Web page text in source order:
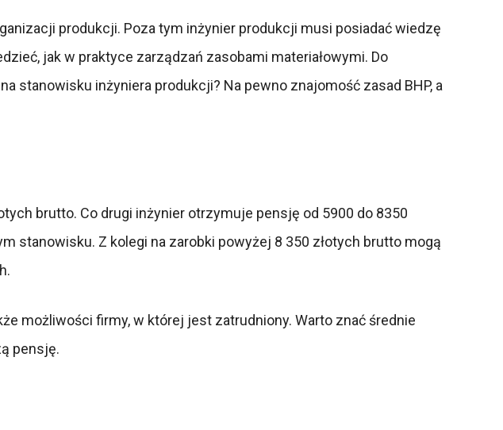
produkcji. Poza tym inżynier produkcji musi posiadać wiedzę
jak w praktyce zarządzań zasobami materiałowymi. Do
stanowisku inżyniera produkcji? Na pewno znajomość zasad BHP, a
brutto. Co drugi inżynier otrzymuje pensję od 5900 do 8350
stanowisku. Z kolegi na zarobki powyżej 8 350 złotych brutto mogą
możliwości firmy, w której jest zatrudniony. Warto znać średnie
pensję.